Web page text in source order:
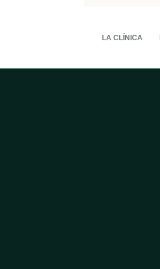
LA CLÍNICA